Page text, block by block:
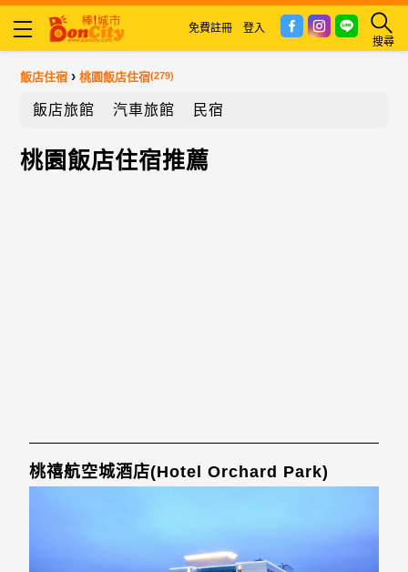
搜尋
免費註冊 登入
飯店住宿 ›桃園飯店住宿(279)
飯店旅館 汽車旅館 民宿
桃園飯店住宿推薦
桃禧航空城酒店(Hotel Orchard Park)